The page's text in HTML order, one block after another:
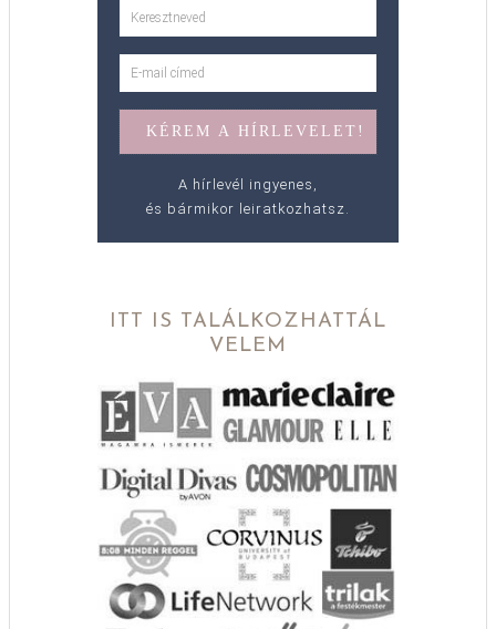
A hírlevél ingyenes,
és bármikor leiratkozhatsz.
ITT IS TALÁLKOZHATTÁL
VELEM